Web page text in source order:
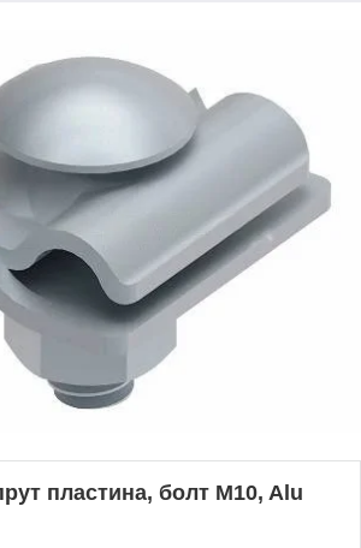
пластина, болт M10, Alu